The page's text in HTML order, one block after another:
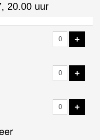
20.00 uur
Aantal
tickets
+
+
+